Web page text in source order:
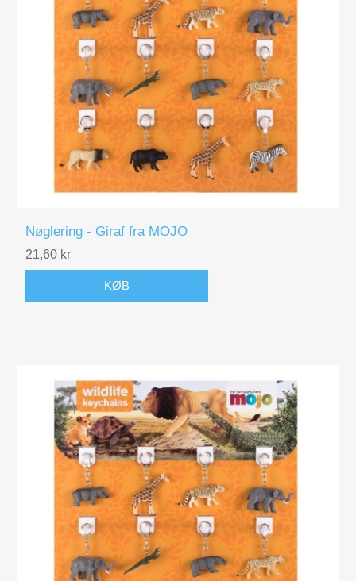
Nøglering - Giraf fra MOJO
21,60 kr
KØB